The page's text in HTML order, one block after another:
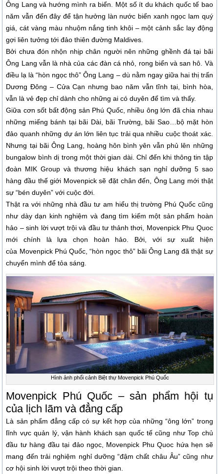
Ông Lang và hướng mình ra biển. Một số ít du khách quốc tế bao
năm vẫn đến đây để tận hưởng làn nước biển xanh ngọc lam quý
giá, cát vàng màu nhuộm nắng tinh khôi – một cảnh sắc lay động
gợi liên tưởng tới đảo thiên đường Maldives.
Bởi chưa đón nhộn nhịp chân người nên những ghềnh đá tại bãi
Ông Lang vẫn là nhà của các đàn cá nhỏ, rong biển và san hô. Và
điều lạ là “hòn ngọc thô” Ông Lang – dù nằm ngay giữa hai thị trấn
Dương Đông – Cửa Cạn nhưng bao năm vẫn tĩnh tại, bình hòa,
vẫn là vẻ đẹp chỉ dành cho những ai có duyên để tìm và thấy.
Giữa cơn sốt bất động sản Phú Quốc, nhiều ông lớn đã chia nhau
những miếng bánh tại bãi Dài, bãi Trường, bãi Sao…bộ mặt hòn
đảo quanh những dự án lớn liên tục trải qua nhiều cuộc thoát xác.
Nhưng tại bãi Ông Lang, hoàng hôn bình yên vẫn phủ lên những
bungalow bình dị trong một thời gian dài. Chỉ đến khi thông tin tập
đoàn MIK Group và thương hiệu khách sạn nghỉ dưỡng 5 sao
hàng đầu thế giới Movenpick sẽ đặt chân đến, Ông Lang mới thật
sự “bén duyên” với cuộc đời.
Thật ra với những nhà đầu tư am hiểu thị trường Phú Quốc cũng
như dày dạn kinh nghiệm và đang tìm kiếm một sản phẩm hoàn
hảo – sinh lời vượt trội và đầu tư thảnh thơi, Movenpick Phu Quoc
mới chính là lựa chọn hoàn hảo. Bởi, với sự xuất hiện
của Movenpick Phú Quốc, “hòn ngọc thô” bãi Ông Lang đã thật sự
chuyển mình để tỏa sáng.
Hình ảnh phối cảnh Biệt thự Movenpick Phú Quốc
Movenpick Phú Quốc – sản phẩm hội tụ
của lịch lãm và đẳng cấp
Là sản phẩm đẳng cấp có sự kết hợp của những “ông lớn” trong
lĩnh vực quản lý, vận hành khách sạn quốc tế cũng như Top chủ
đầu tư hàng đầu tại đảo ngọc, Movenpick Phu Quoc hứa hẹn sẽ
mang đến trải nghiệm nghỉ dưỡng “đậm chất châu Âu” cũng như
cơ hội sinh lời vượt trội theo thời gian.